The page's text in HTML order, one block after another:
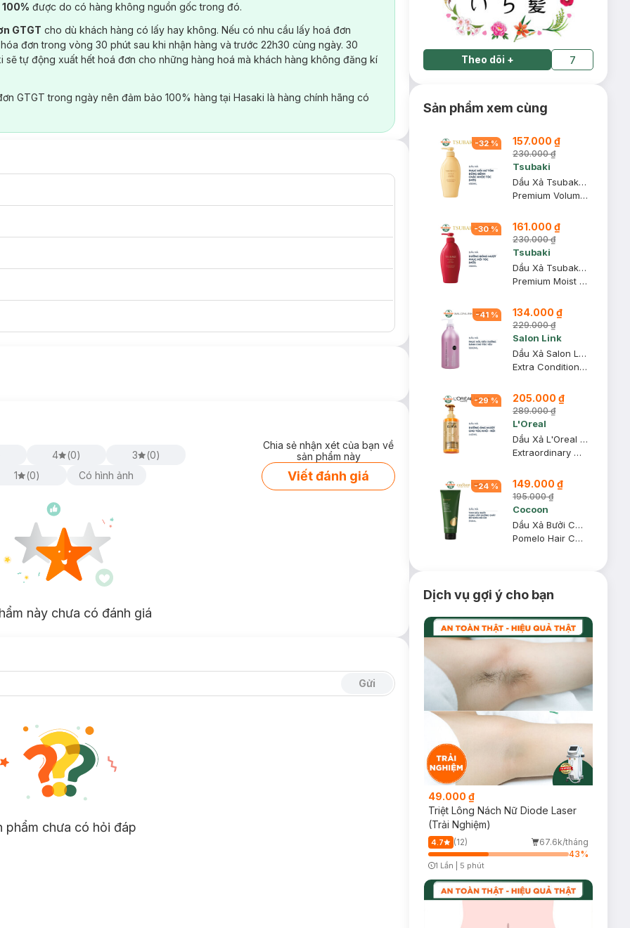
được do có hàng không nguồn gốc trong đó.
GTGT cho dù khách hàng có lấy hay không. Nếu có nhu cầu lấy hoá đơn
đơn trong vòng 30 phút sau khi nhận hàng và trước 22h30 cùng ngày. 30
sẽ tự động xuất hết hoá đơn cho những hàng hoá mà khách hàng không đăng kí
GTGT trong ngày nên đảm bảo 100% hàng tại Hasaki là hàng chính hãng có
4 (0) 3 (0)
1
(0) Có hình ảnh
Chia sẻ nhận xét của bạn về
sản phẩm này
Viết đánh giá
này chưa có đánh giá
Gửi
phẩm chưa có hỏi đáp
Theo dõi + 7
Sản phẩm xem cùng
-32% 157.000 ₫
230.000 ₫
Tsubaki
Dầu Xả Tsubaki Phục Hồi Hư Tổn, Bồng Bềnh Tóc 450ml (Mới)
Premium Volume & Repair Conditioner
-30% 161.000 ₫
230.000 ₫
Tsubaki
Dầu Xả Tsubaki Bóng Mượt, Phục Hồi Tóc 450ml (Mới)
Premium Moist & Repair Conditioner
-41 % 134.000 ₫
229.000 ₫
Salon Link
Dầu Xả Salon Link Phục Hồi Cho Tóc Yếu 1000ml
Extra Conditioner
-29% 205.000 ₫
289.000 ₫
L'Oreal
Dầu Xả L'Oreal Dưỡng Tóc Suôn Mượt Tóc Cao Cấp 440ml
Extraordinary Oil Smooth Conditioner
-24 % 149.000 ₫
195.000 ₫
Cocoon
Dầu Xả Bưởi Cocoon Cung Cấp Dưỡng Chất & Độ Ẩm 310ml
Pomelo Hair Conditioner
Dịch vụ gợi ý cho bạn
49.000 ₫
Triệt Lông Nách Nữ Diode Laser
(Trải Nghiệm)
4.7 (12)
67.6k/tháng
43%
1 Lần 5 phút